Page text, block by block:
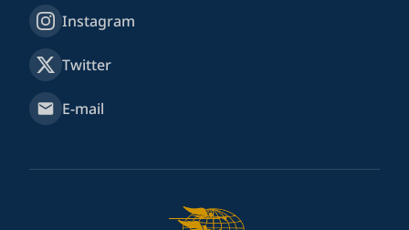
Instagram
Twitter
E-mail